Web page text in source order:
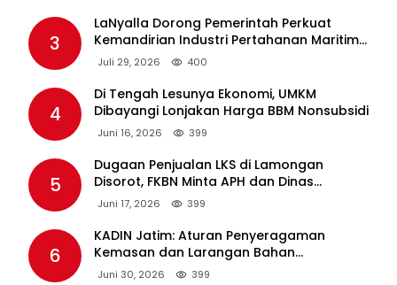
3
LaNyalla Dorong Pemerintah Perkuat
Kemandirian Industri Pertahanan Maritim
Lewat PT PAL
Juli 29, 2026 400
4
Di Tengah Lesunya Ekonomi, UMKM
Dibayangi Lonjakan Harga BBM Nonsubsidi
Juni 16, 2026 399
5
Dugaan Penjualan LKS di Lamongan
Disorot, FKBN Minta APH dan Dinas
Pendidikan Bertindak Tegas.
Juni 17, 2026 399
6
KADIN Jatim: Aturan Penyeragaman
Kemasan dan Larangan Bahan
Tambahan Berpotensi Ganggu Industri
Juni 30, 2026 399